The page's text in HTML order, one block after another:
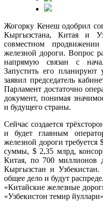
Жогорку Кенеш одобрил
Кыргызстана, Китая и
совместном продвижении
железной дороги. Вопрос
напрямую связан с
Запустить его
заявил председатель
Парламент достаточно
документ, понимая
и будущего страны.
Сейчас создается
и будет главным
железной дороги
суммы, $ 2,35 млрд,
Китая, по 700
Кыргызстан и
общее дело и будут
«Китайские железные
«Узбекистон темир